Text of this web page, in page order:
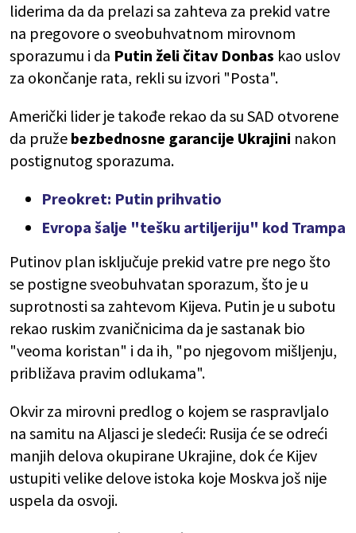
liderima da da prelazi sa zahteva za prekid vatre
na pregovore o sveobuhvatnom mirovnom
sporazumu i da Putin želi čitav Donbas kao uslov
za okončanje rata, rekli su izvori "Posta".
Američki lider je takođe rekao da su SAD otvorene
da pruže bezbednosne garancije Ukrajini nakon
postignutog sporazuma.
Preokret: Putin prihvatio
Evropa šalje "tešku artiljeriju" kod Trampa
Putinov plan isključuje prekid vatre pre nego što
se postigne sveobuhvatan sporazum, što je u
suprotnosti sa zahtevom Kijeva. Putin je u subotu
rekao ruskim zvaničnicima da je sastanak bio
"veoma koristan" i da ih, "po njegovom mišljenju,
približava pravim odlukama".
Okvir za mirovni predlog o kojem se raspravljalo
na samitu na Aljasci je sledeći: Rusija će se odreći
manjih delova okupirane Ukrajine, dok će Kijev
ustupiti velike delove istoka koje Moskva još nije
uspela da osvoji.